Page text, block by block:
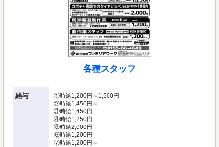
各種スタッフ
給与
①時給1,200円～1,500円
②時給1,450円～
③時給1,450円
④時給1,250円
⑤時給2,000円
⑥時給1,200円
⑦時給1,200円～